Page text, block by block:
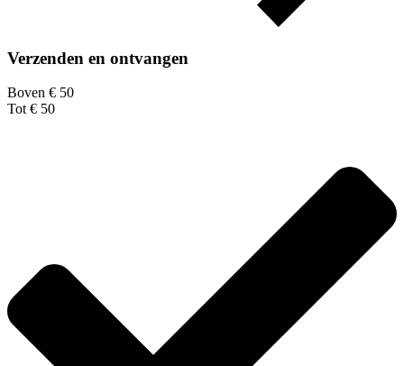
Verzenden en ontvangen
Boven € 50
Tot € 50